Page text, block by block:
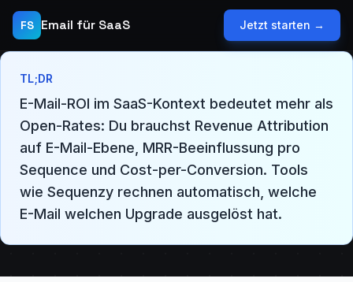
FS Email für SaaS Jetzt starten →
TL;DR
E-Mail-ROI im SaaS-Kontext bedeutet mehr als
Open-Rates: Du brauchst Revenue Attribution
auf E-Mail-Ebene, MRR-Beeinflussung pro
Sequence und Cost-per-Conversion. Tools
wie Sequenzy rechnen automatisch, welche
E-Mail welchen Upgrade ausgelöst hat.